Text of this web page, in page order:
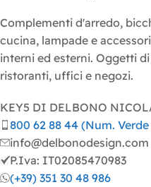
Complementi d'arredo,
cucina, lampade e
interni ed esterni. Oggetti
ristoranti, uffici e negozi.
KEY5 DI DELBONO
800 62 88 44 (Num.
info@delbonodesign.com
P.Iva: IT02085470983
(+39) 351 30 48 986